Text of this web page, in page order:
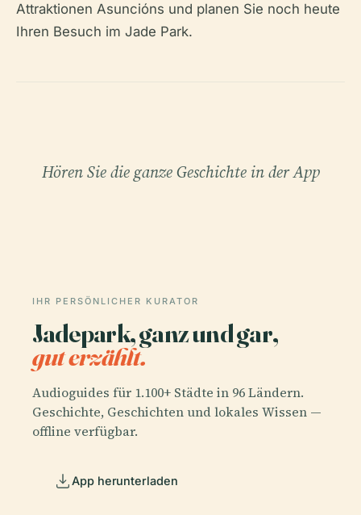
Attraktionen Asuncións und planen Sie noch heute
Ihren Besuch im Jade Park.
Hören Sie die ganze Geschichte in der App
IHR PERSÖNLICHER KURATOR
Jadepark, ganz und gar,
gut erzählt.
Audioguides für 1.100+ Städte in 96 Ländern.
Geschichte, Geschichten und lokales Wissen —
offline verfügbar.
App herunterladen